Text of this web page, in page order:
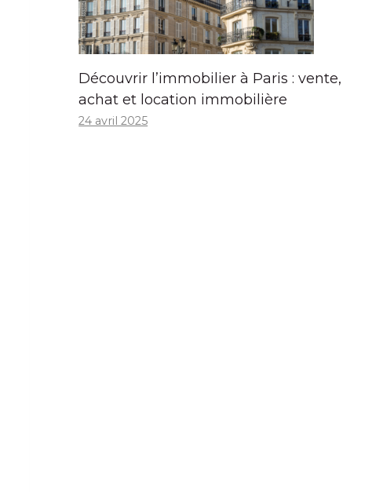
Découvrir l’immobilier à Paris : vente,
achat et location immobilière
24 avril 2025